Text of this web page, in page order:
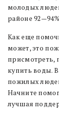
молодых
районе
Как еще
может, это
присмотреть,
купить воды.
пожилых
Начните
лучшая